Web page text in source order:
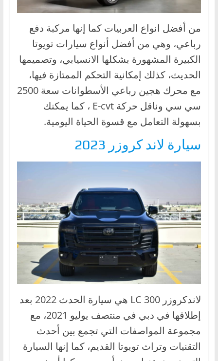
من أفضل انواع العربيات كما إنها مركبة دفع
رباعي، وهي من أفضل أنواع سيارات تويوتا
الكبيرة المشهورة بشكلها الانسيابي، وتصميمها
الحديث، كذلك إمكانية التحكم الممتازة فيها،
مع محرك هجين رباعي الأسطوانات سعة 2500
سي سي وناقل حركة E-cvt ، كما يمكنك
بسهولة التعامل مع قسوة الحياة اليومية.
سيارة لاند كروزر 2023
لاندكروزر LC 300 هي سيارة الحدث 2022 بعد
إطلاقها في دبي في منتصف يوليو 2021، مع
مجموعة المواصفات التي تجمع بين أحدث
التقنيات وتراث تويوتا القديم، كما إنها السيارة